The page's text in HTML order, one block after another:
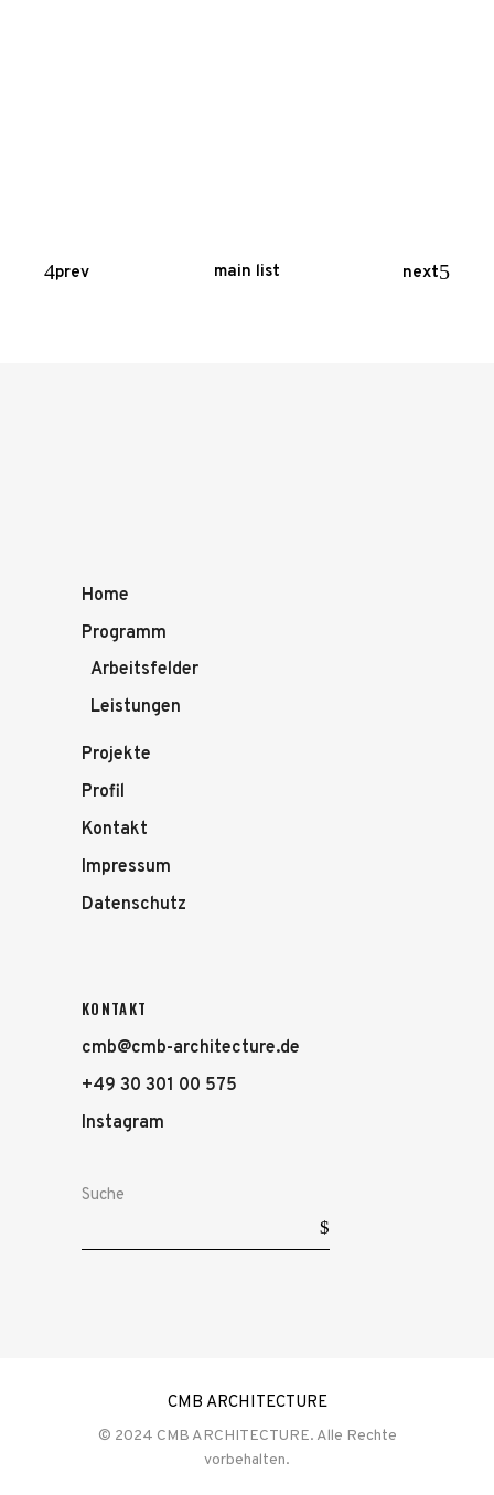
prev main list next
Home
Programm
Arbeitsfelder
Leistungen
Projekte
Profil
Kontakt
Impressum
Datenschutz
KONTAKT
cmb@cmb-architecture.de
+49 30 301 00 575
Instagram
Suche
CMB ARCHITECTURE
© 2024 CMB ARCHITECTURE. Alle Rechte
vorbehalten.